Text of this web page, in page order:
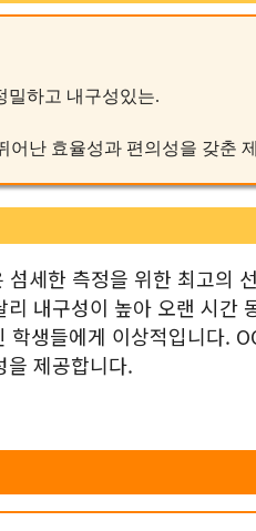
밀하고 내구성있는.
어난 효율성과 편의성을 갖춘
세한 측정을 위한 최고의
내구성이 높아 오랜 시간
학생들에게 이상적입니다.
을 제공합니다.